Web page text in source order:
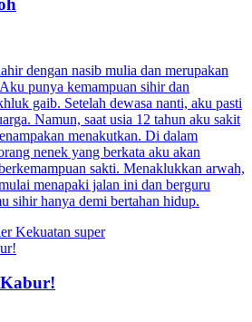
dengan nasib mulia dan merupakan
punya kemampuan sihir dan
gaib. Setelah dewasa nanti, aku pasti
Namun, saat usia 12 tahun aku sakit
menakutkan. Di dalam
nenek yang berkata aku akan
sakti. Menaklukkan arwah,
menapaki jalan ini dan berguru
sihir hanya demi bertahan hidup.
Kekuatan super